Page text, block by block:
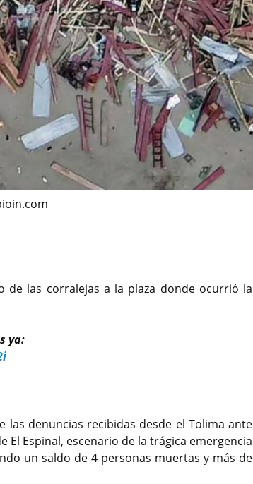
de las corralejas a la plaza donde ocurrió la
ya:
las denuncias recibidas desde el Tolima ante
El Espinal, escenario de la trágica emergencia
un saldo de 4 personas muertas y más de